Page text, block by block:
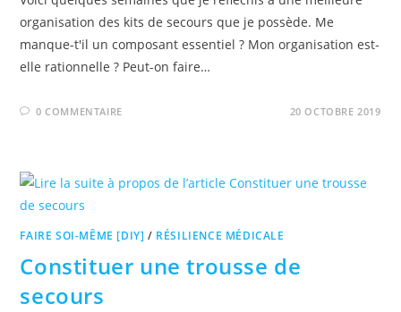
organisation des kits de secours que je possède. Me
manque-t'il un composant essentiel ? Mon organisation est-
elle rationnelle ? Peut-on faire…
0 COMMENTAIRE 20 OCTOBRE 2019
FAIRE SOI-MÊME [DIY] / RÉSILIENCE MÉDICALE
Constituer une trousse de
secours